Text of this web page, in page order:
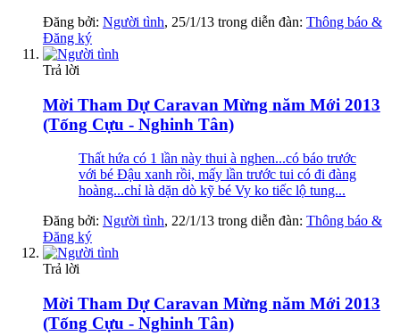
Đăng bởi: Người tình, 25/1/13 trong diễn đàn: Thông báo &
Đăng ký
Trả lời
Mời Tham Dự Caravan Mừng năm Mới 2013
(Tống Cựu - Nghinh Tân)
Thất hứa có 1 lần này thui à nghen...có báo trước
với bé Đậu xanh rồi, mấy lần trước tui có đi đàng
hoàng...chỉ là dặn dò kỹ bé Vy ko tiếc lộ tung...
Đăng bởi: Người tình, 22/1/13 trong diễn đàn: Thông báo &
Đăng ký
Trả lời
Mời Tham Dự Caravan Mừng năm Mới 2013
(Tống Cựu - Nghinh Tân)